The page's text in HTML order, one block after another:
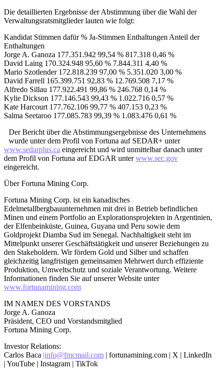
Die detaillierten Ergebnisse der Abstimmung über die Wahl der
Verwaltungsratsmitglieder lauten wie folgt:
Kandidat Stimmen dafür % Ja-Stimmen Enthaltungen Anteil der
Enthaltungen
Jorge A. Ganoza 177.351.942 99,54 % 817.318 0,46 %
David Laing 170.324.948 95,60 % 7.844.311 4,40 %
Mario Szotlender 172.818.239 97,00 % 5.351.020 3,00 %
David Farrell 165.399.751 92,83 % 12.769.508 7,17 %
Alfredo Sillau 177.922.491 99,86 % 246.768 0,14 %
Kylie Dickson 177.146.543 99,43 % 1.022.716 0,57 %
Kate Harcourt 177.762.106 99,77 % 407.153 0,23 %
Salma Seetaroo 177.085.783 99,39 % 1.083.476 0,61 %
Der Bericht über die Abstimmungsergebnisse des Unternehmens
wurde unter dem Profil von Fortuna auf SEDAR+ unter
www.sedarplus.ca eingereicht und wird unmittelbar danach unter
dem Profil von Fortuna auf EDGAR unterwww.sec.gov
eingereicht.
Über Fortuna Mining Corp.
Fortuna Mining Corp. ist ein kanadisches
Edelmetallbergbauunternehmen mit drei in Betrieb befindlichen
Minen und einem Portfolio an Explorationsprojekten in Argentinien,
der Elfenbeinküste, Guinea, Guyana und Peru sowie dem
Goldprojekt Diamba Sud im Senegal. Nachhaltigkeit steht im
Mittelpunkt unserer Geschäftstätigkeit und unserer Beziehungen zu
den Stakeholdern. Wir fördern Gold und Silber und schaffen
gleichzeitig langfristigen gemeinsamen Mehrwert durch effiziente
Produktion, Umweltschutz und soziale Verantwortung. Weitere
Informationen finden Sie auf unserer Website unter
www.fortunamining.com
IM NAMEN DES VORSTANDS
Jorge A. Ganoza
Präsident, CEO und Vorstandsmitglied
Fortuna Mining Corp.
Investor Relations:
Carlos Baca |info@fmcmail.com | fortunamining.com | X | LinkedIn
| YouTube | Instagram | TikTok